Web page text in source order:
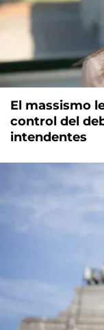
El massismo
control del
intendentes